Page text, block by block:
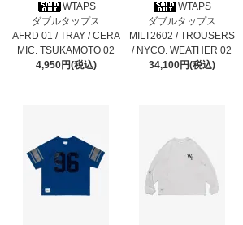
WTAPS
ダブルタップス
AFRD 01 / TRAY / CERA
MIC. TSUKAMOTO 02
4,950円(税込)
WTAPS
ダブルタップス
MILT2602 / TROUSERS
/ NYCO. WEATHER 02
34,100円(税込)